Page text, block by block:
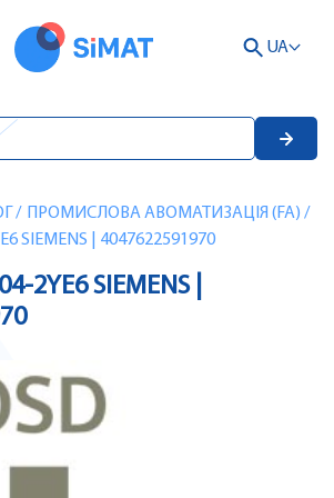
UA
/ ПРОМИСЛОВА АВОМАТИЗАЦІЯ (FA) /
SIEMENS | 4047622591970
2YE6 SIEMENS |